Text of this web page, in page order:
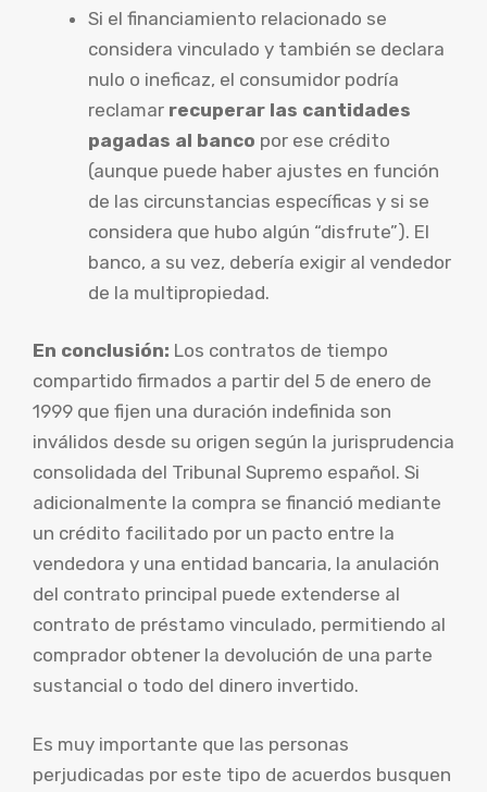
Si el financiamiento relacionado se
considera vinculado y también se declara
nulo o ineficaz, el consumidor podría
reclamar recuperar las cantidades
pagadas al banco por ese crédito
(aunque puede haber ajustes en función
de las circunstancias específicas y si se
considera que hubo algún “disfrute”). El
banco, a su vez, debería exigir al vendedor
de la multipropiedad.
En conclusión: Los contratos de tiempo
compartido firmados a partir del 5 de enero de
1999 que fijen una duración indefinida son
inválidos desde su origen según la jurisprudencia
consolidada del Tribunal Supremo español. Si
adicionalmente la compra se financió mediante
un crédito facilitado por un pacto entre la
vendedora y una entidad bancaria, la anulación
del contrato principal puede extenderse al
contrato de préstamo vinculado, permitiendo al
comprador obtener la devolución de una parte
sustancial o todo del dinero invertido.
Es muy importante que las personas
perjudicadas por este tipo de acuerdos busquen